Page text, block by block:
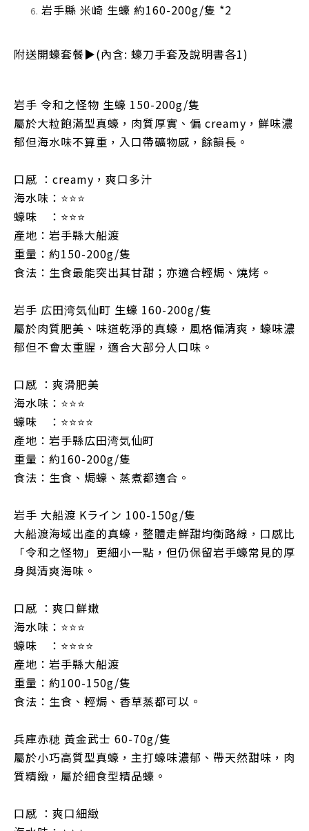
岩手縣 米崎 生蠔 約160-200g/隻 *2
附送開蠔套餐▶️(內含: 蠔刀手套及說明書各1)
岩手 令和之怪物 生蠔 150-200g/隻
屬於大粒飽滿型真蠔，肉質厚實、偏 creamy，鮮味濃
郁但海水味不算重，入口帶礦物感，餘韻長。
口感 ：creamy，爽口多汁
海水味：⭐⭐⭐
蠔味 ：⭐⭐⭐
產地：岩手縣大船渡
重量：約150-200g/隻
食法：生食最能突出其甘甜；亦適合輕焗、燒烤。
岩手 広田湾気仙町 生蠔 160-200g/隻
屬於肉質肥美、味道乾淨的真蠔，風格偏清爽，蠔味濃
郁但不會太重腥，適合大部分人口味。
口感 ：爽滑肥美
海水味：⭐⭐⭐
蠔味 ：⭐⭐⭐⭐
產地：岩手縣広田湾気仙町
重量：約160-200g/隻
食法：生食、焗蠔、蒸煮都適合。
岩手 大船渡 Kライン 100-150g/隻
大船渡海域出產的真蠔，整體走鮮甜均衡路線，口感比
「令和之怪物」更細小一點，但仍保留岩手蠔常見的厚
身與清爽海味。
口感 ：爽口鮮嫩
海水味：⭐⭐⭐
蠔味 ：⭐⭐⭐⭐
產地：岩手縣大船渡
重量：約100-150g/隻
食法：生食、輕焗、香草蒸都可以。
兵庫赤穂 黃金武士 60-70g/隻
屬於小巧高質型真蠔，主打蠔味濃郁、帶天然甜味，肉
質精緻，屬於細食型精品蠔。
口感 ：爽口細緻